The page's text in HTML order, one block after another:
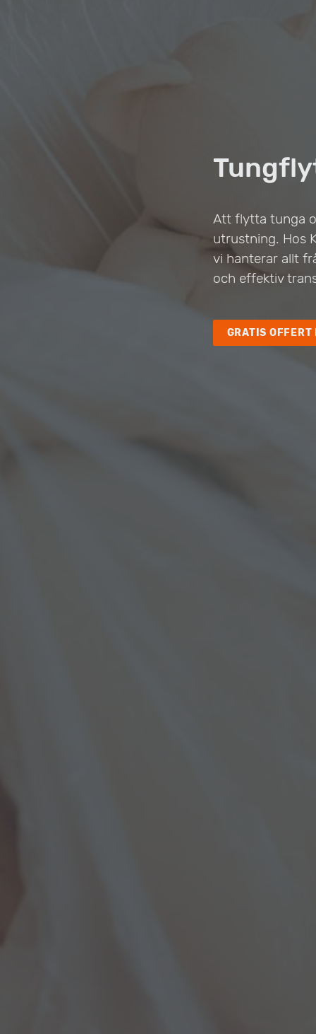
Att flytta tunga
utrustning. Hos
vi hanterar allt
och effektiv
GRATIS